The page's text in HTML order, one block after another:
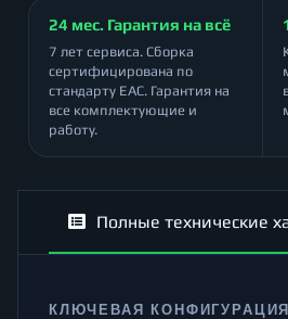
24 мес. Гарантия на всё
7 лет сервиса. Сборка
сертифицирована по
стандарту ЕАС. Гарантия на
все комплектующие и
работу.
Полные технические
КЛЮЧЕВАЯ